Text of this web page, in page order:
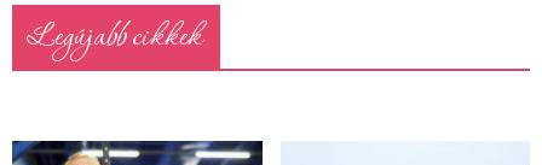
Legújabb cikkek